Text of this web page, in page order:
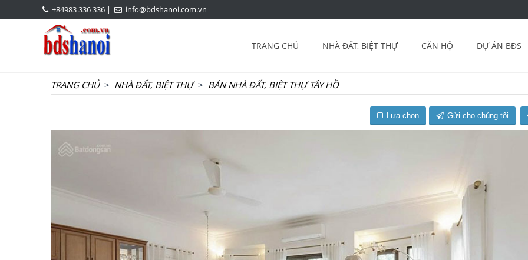
+84983 336 336 | info@bdshanoi.com.vn
TRANG CHỦ NHÀ ĐẤT, BIỆT THỰ CĂN HỘ DỰ ÁN BĐS
TRANG CHỦ> NHÀ ĐẤT, BIỆT THỰ> BÁN NHÀ ĐẤT, BIỆT THỰ TÂY HỒ
Lựa chọn Gửi cho chúng tôi